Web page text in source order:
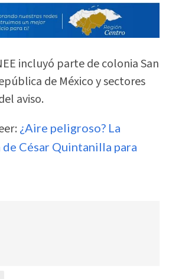
incluyó parte de colonia San
de México y sectores
aviso.
¿Aire peligroso? La
César Quintanilla para